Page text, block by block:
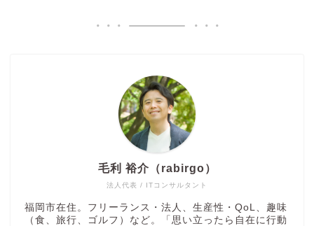
法人代表 / ITコンサルタント
毛利 裕介（rabirgo）
福岡市在住。フリーランス・法人、生産性・QoL、趣味
（食、旅行、ゴルフ）など。「思い立ったら自在に行動